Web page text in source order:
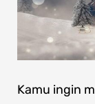
Kamu ingin